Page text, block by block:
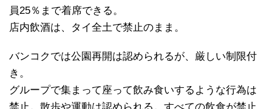
員25％まで着席できる。
店内飲酒は、タイ全土で禁止のまま。
バンコクでは公園再開は認められるが、厳しい制限付
き。
グループで集まって座って飲み食いするような行為は